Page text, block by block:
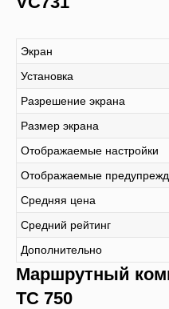
Экран
Установка
Разрешение экрана
Размер экрана
Отображаемые настройки
Отображаемые
Средняя цена
Средний рейтинг
Дополнительно
Маршрутный
TC 750